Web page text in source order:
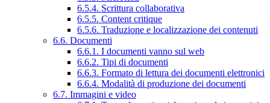
6.5.4. Scrittura collaborativa
6.5.5. Content critique
6.5.6. Traduzione e localizzazione dei contenuti
6.6. Documenti
6.6.1. I documenti vanno sul web
6.6.2. Tipi di documenti
6.6.3. Formato di lettura dei documenti elettronici
6.6.4. Modalità di produzione dei documenti
6.7. Immagini e video